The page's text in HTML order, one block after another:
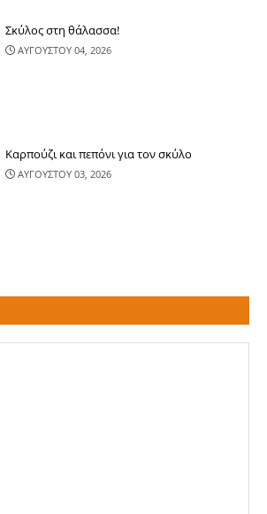
Σκύλος στη θάλασσα!
ΑΥΓΟΥΣΤΟΥ 04, 2026
Καρπούζι και πεπόνι για τον σκύλο
ΑΥΓΟΥΣΤΟΥ 03, 2026